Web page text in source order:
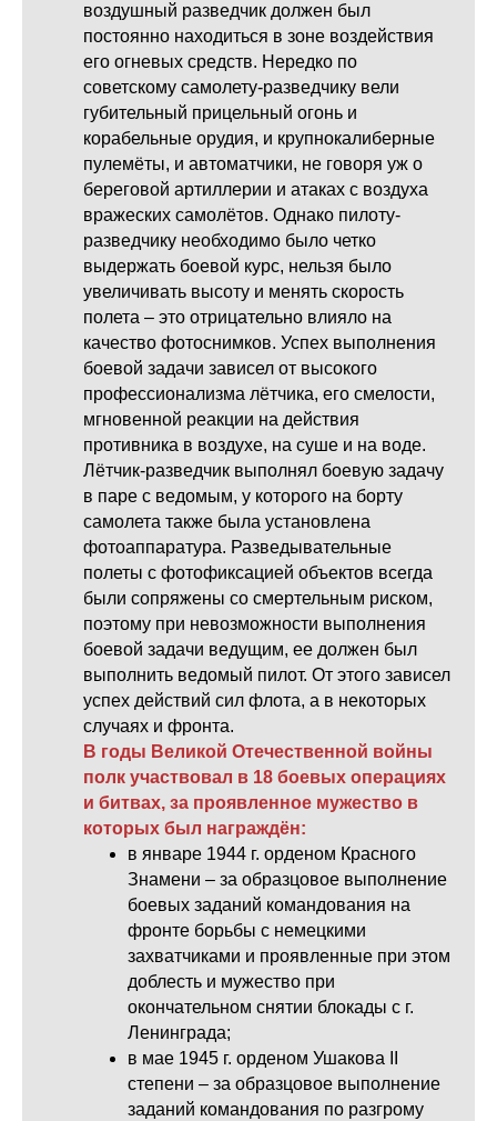
воздушный разведчик должен был
постоянно находиться в зоне воздействия
его огневых средств. Нередко по
советскому самолету-разведчику вели
губительный прицельный огонь и
корабельные орудия, и крупнокалиберные
пулемёты, и автоматчики, не говоря уж о
береговой артиллерии и атаках с воздуха
вражеских самолётов. Однако пилоту-
разведчику необходимо было четко
выдержать боевой курс, нельзя было
увеличивать высоту и менять скорость
полета – это отрицательно влияло на
качество фотоснимков. Успех выполнения
боевой задачи зависел от высокого
профессионализма лётчика, его смелости,
мгновенной реакции на действия
противника в воздухе, на суше и на воде.
Лётчик-разведчик выполнял боевую задачу
в паре с ведомым, у которого на борту
самолета также была установлена
фотоаппаратура. Разведывательные
полеты с фотофиксацией объектов всегда
были сопряжены со смертельным риском,
поэтому при невозможности выполнения
боевой задачи ведущим, ее должен был
выполнить ведомый пилот. От этого зависел
успех действий сил флота, а в некоторых
случаях и фронта.
В годы Великой Отечественной войны
полк участвовал в 18 боевых операциях
и битвах, за проявленное мужество в
которых был награждён:
в январе 1944 г. орденом Красного
Знамени – за образцовое выполнение
боевых заданий командования на
фронте борьбы с немецкими
захватчиками и проявленные при этом
доблесть и мужество при
окончательном снятии блокады с г.
Ленинграда;
в мае 1945 г. орденом Ушакова II
степени – за образцовое выполнение
заданий командования по разгрому